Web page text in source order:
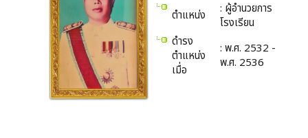
ตำแหน่ง
: ผู้อำนวยการ
โรงเรียน
ดำรง
ตำแหน่ง
เมื่อ
: พ.ศ. 2532 -
พ.ศ. 2536